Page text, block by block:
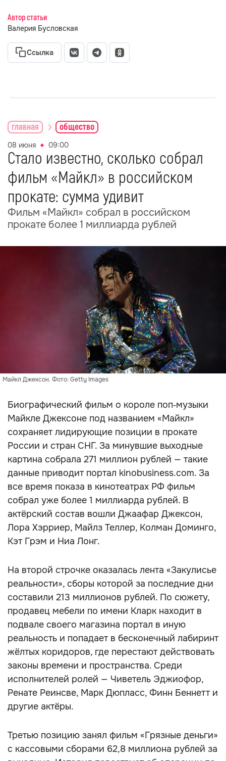
Автор статьи
Валерия Бусловская
Ссылка
главная общество
08 июня 09:00
Стало известно, сколько собрал
фильм «Майкл» в российском
прокате: сумма удивит
Фильм «Майкл» собрал в российском
прокате более 1 миллиарда рублей
Майкл Джексон. Фото: Getty Images
Биографический фильм о короле поп‑музыки
Майкле Джексоне под названием «Майкл»
сохраняет лидирующие позиции в прокате
России и стран СНГ. За минувшие выходные
картина собрала 271 миллион рублей — такие
данные приводит портал kinobusiness.com. За
все время показа в кинотеатрах РФ фильм
собрал уже более 1 миллиарда рублей. В
актёрский состав вошли Джаафар Джексон,
Лора Хэрриер, Майлз Теллер, Колман Доминго,
Кэт Грэм и Ниа Лонг.
На второй строчке оказалась лента «Закулисье
реальности», сборы которой за последние дни
составили 213 миллионов рублей. По сюжету,
продавец мебели по имени Кларк находит в
подвале своего магазина портал в иную
реальность и попадает в бесконечный лабиринт
жёлтых коридоров, где перестают действовать
законы времени и пространства. Среди
исполнителей ролей — Чиветель Эджиофор,
Ренате Реинсве, Марк Дюпласс, Финн Беннетт и
другие актёры.
Третью позицию занял фильм «Грязные деньги»
с кассовыми сборами 62,8 миллиона рублей за